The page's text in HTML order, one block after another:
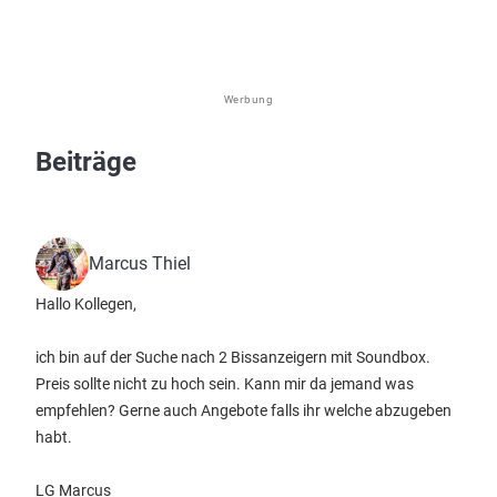
Werbung
Beiträge
Marcus Thiel
Hallo Kollegen,
ich bin auf der Suche nach 2 Bissanzeigern mit Soundbox.
Preis sollte nicht zu hoch sein. Kann mir da jemand was
empfehlen? Gerne auch Angebote falls ihr welche abzugeben
habt.
LG Marcus